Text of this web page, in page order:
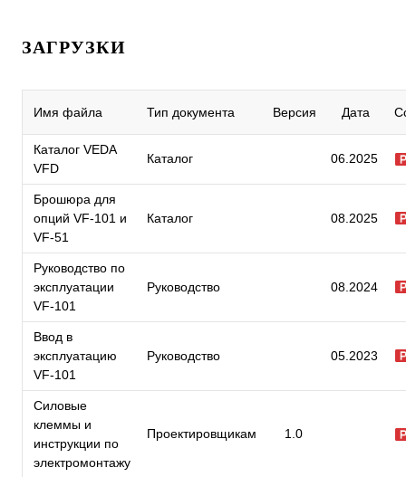
ЗАГРУЗКИ
Имя файла Тип документа Версия Дата
Каталог VEDA
VFD
Каталог 06.2025
Брошюра для
опций VF-101 и
VF-51
Каталог 08.2025
Руководство по
эксплуатации
VF-101
Руководство 08.2024
Ввод в
эксплуатацию
VF-101
Руководство 05.2023
Силовые
клеммы и
инструкции по
электромонтажу
Проектировщикам 1.0